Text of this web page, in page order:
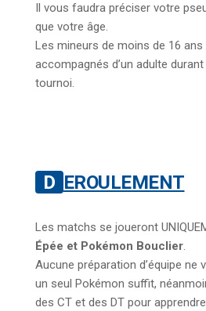
Il vous faudra préciser votre
que votre âge.
Les mineurs de moins de 16
accompagnés d’un adulte
tournoi.
DEROULEMENT
Les matchs se joueront
Épée et Pokémon Bouclier.
Aucune préparation d’équipe ne
un seul Pokémon suffit,
des CT et des DT pour